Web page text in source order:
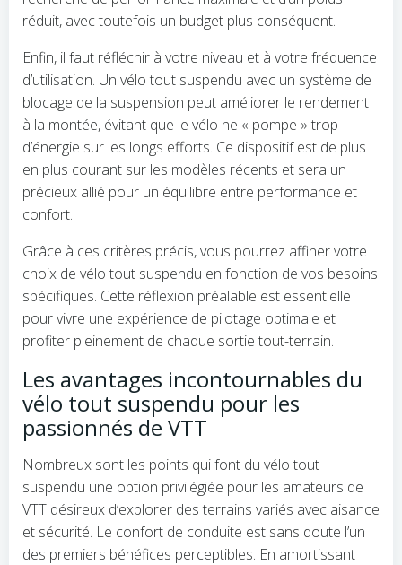
réduit, avec toutefois un budget plus conséquent.
Enfin, il faut réfléchir à votre niveau et à votre fréquence
d’utilisation. Un vélo tout suspendu avec un système de
blocage de la suspension peut améliorer le rendement
à la montée, évitant que le vélo ne « pompe » trop
d’énergie sur les longs efforts. Ce dispositif est de plus
en plus courant sur les modèles récents et sera un
précieux allié pour un équilibre entre performance et
confort.
Grâce à ces critères précis, vous pourrez affiner votre
choix de vélo tout suspendu en fonction de vos besoins
spécifiques. Cette réflexion préalable est essentielle
pour vivre une expérience de pilotage optimale et
profiter pleinement de chaque sortie tout-terrain.
Les avantages incontournables du
vélo tout suspendu pour les
passionnés de VTT
Nombreux sont les points qui font du vélo tout
suspendu une option privilégiée pour les amateurs de
VTT désireux d’explorer des terrains variés avec aisance
et sécurité. Le confort de conduite est sans doute l’un
des premiers bénéfices perceptibles. En amortissant